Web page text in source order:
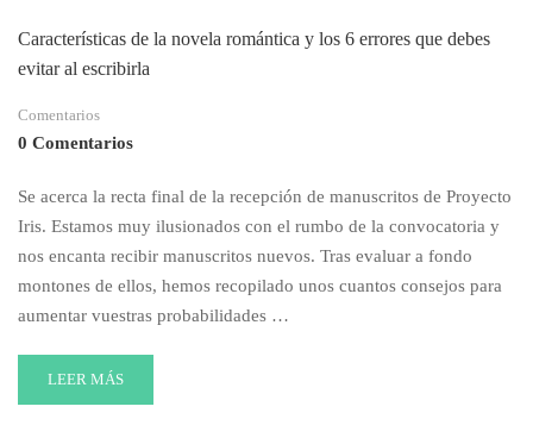
ESCRITOR?
Características de la novela romántica y los 6 errores que debes
evitar al escribirla
Comentarios
0 Comentarios
Se acerca la recta final de la recepción de manuscritos de Proyecto
Iris. Estamos muy ilusionados con el rumbo de la convocatoria y
nos encanta recibir manuscritos nuevos. Tras evaluar a fondo
montones de ellos, hemos recopilado unos cuantos consejos para
aumentar vuestras probabilidades …
READ
MORE
LEER MÁS